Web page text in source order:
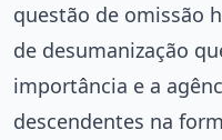
questão de omissão
de desumanização
importância e a
descendentes na